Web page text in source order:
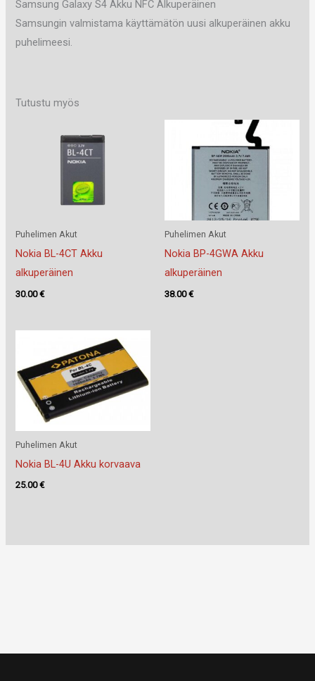
Samsung Galaxy S4 Akku NFC Alkuperäinen
Samsungin valmistama käyttämätön uusi alkuperäinen akku
puhelimeesi.
Tutustu myös
Puhelimen Akut
Nokia BL-4CT Akku
alkuperäinen
30.00€
Puhelimen Akut
Nokia BP-4GWA Akku
alkuperäinen
38.00€
Puhelimen Akut
Nokia BL-4U Akku korvaava
25.00€